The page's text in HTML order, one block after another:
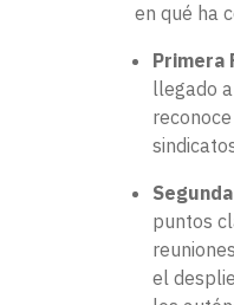
en qué ha
Primera
llegado
puntos
el